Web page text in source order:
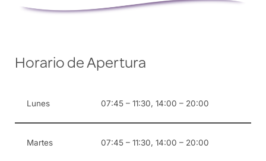
Horario de Apertura
Lunes 07:45 – 11:30, 14:00 – 20:00
Martes 07:45 – 11:30, 14:00 – 20:00